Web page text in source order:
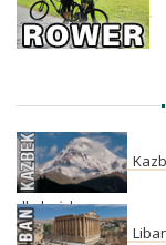
dla każdego